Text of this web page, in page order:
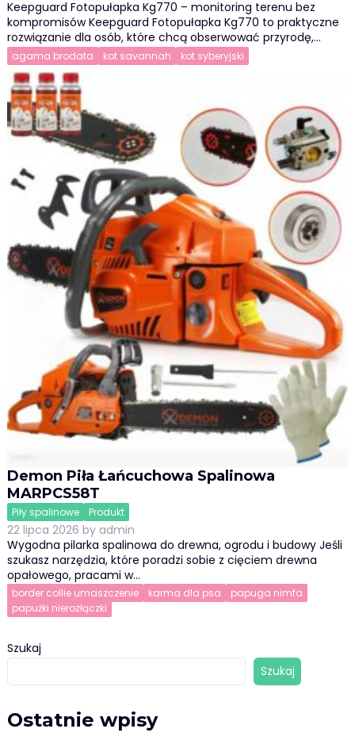
Keepguard Fotopułapka Kg770 – monitoring terenu bez
kompromisów Keepguard Fotopułapka Kg770 to praktyczne
rozwiązanie dla osób, które chcą obserwować przyrodę,…
agama brodata kot savannah kot syberyjski
Demon Piła Łańcuchowa Spalinowa
MARPCS58T
Piły spalinowe Produkt
22 lipca 2026 by admin
Wygodna pilarka spalinowa do drewna, ogrodu i budowy Jeśli
szukasz narzędzia, które poradzi sobie z cięciem drewna
opałowego, pracami w…
border collie umaszczenie karma dla psa
papuga nimfa
papużki nierozłączki
Szukaj
Szukaj
Ostatnie wpisy